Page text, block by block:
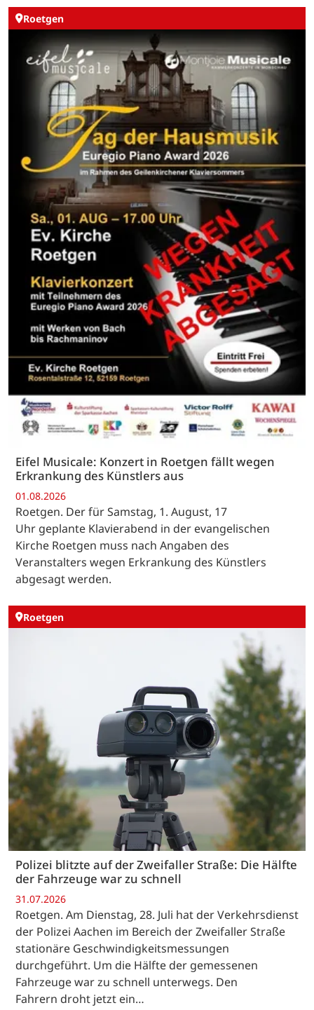
Roetgen
Eifel Musicale: Konzert in Roetgen fällt wegen
Erkrankung des Künstlers aus
01.08.2026
Roetgen. Der für Samstag, 1. August, 17
Uhr geplante Klavierabend in der evangelischen
Kirche Roetgen muss nach Angaben des
Veranstalters wegen Erkrankung des Künstlers
abgesagt werden.
Roetgen
Polizei blitzte auf der Zweifaller Straße: Die Hälfte
der Fahrzeuge war zu schnell
31.07.2026
Roetgen. Am Dienstag, 28. Juli hat der Verkehrsdienst
der Polizei Aachen im Bereich der Zweifaller Straße
stationäre Geschwindigkeitsmessungen
durchgeführt. Um die Hälfte der gemessenen
Fahrzeuge war zu schnell unterwegs. Den
Fahrern droht jetzt ein…